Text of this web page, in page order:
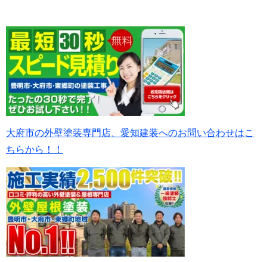
大府市の外壁塗装専門店、愛知建装へのお問い合わせはこ
ちらから！！